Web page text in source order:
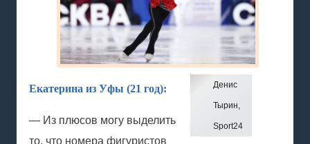
Денис
Тырин,
Sport24
Екатерина из Уфы (21 год):
— Из плюсов могу выделить
то, что номера фигуристов